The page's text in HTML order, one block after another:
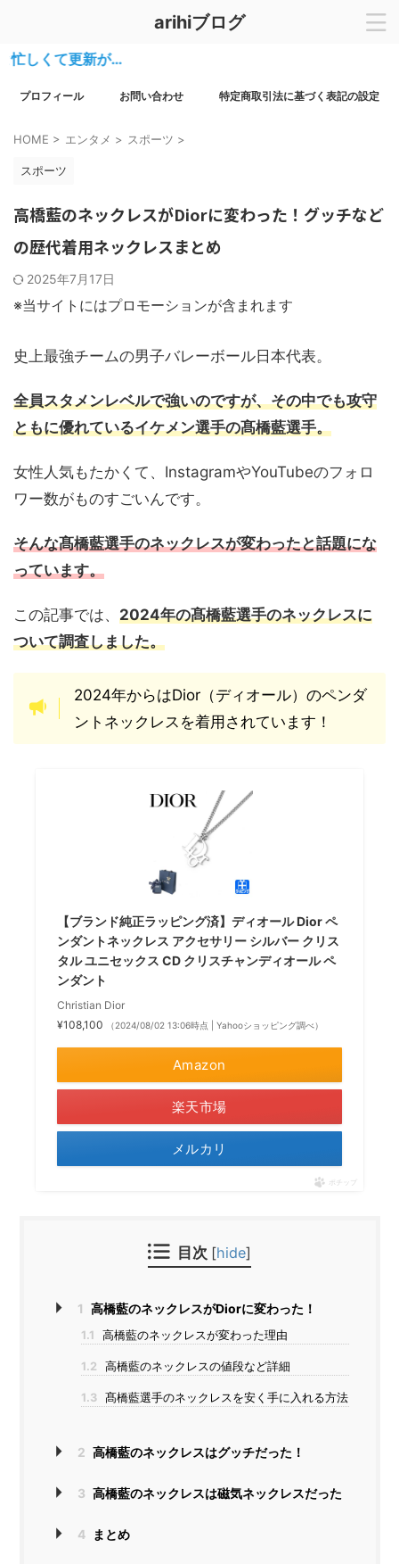
arihiブログ
て更新が…
プロフィール お問い合わせ 特定商取引法に基づく表記の設定
HOME > エンタメ > スポーツ >
スポーツ
高橋藍のネックレスがDiorに変わった！グッチなど
の歴代着用ネックレスまとめ
2025年7月17日
※当サイトにはプロモーションが含まれます
史上最強チームの男子バレーボール日本代表。
全員スタメンレベルで強いのですが、その中でも攻守
ともに優れているイケメン選手の髙橋藍選手。
女性人気もたかくて、InstagramやYouTubeのフォロ
ワー数がものすごいんです。
そんな髙橋藍選手のネックレスが変わったと話題にな
っています。
この記事では、 2024年の髙橋藍選手のネックレスに
ついて調査しました。
2024年からはDior（ディオール）のペンダ
ントネックレスを着用されています！
【ブランド純正ラッピング済】ディオール Dior ペ
ンダントネックレス アクセサリー シルバー クリス
タル ユニセックス CD クリスチャンディオール ペ
ンダント
Christian Dior
¥108,100
（2024/08/02 13:06時点 | Yahooショッピング調べ）
Amazon
楽天市場
メルカリ
ポチップ
目次 [hide]
1 高橋藍のネックレスがDiorに変わった！
1.1 高橋藍のネックレスが変わった理由
1.2 高橋藍のネックレスの値段など詳細
1.3 髙橋藍選手のネックレスを安く手に入れる方法
2 高橋藍のネックレスはグッチだった！
3 高橋藍のネックレスは磁気ネックレスだった
4 まとめ